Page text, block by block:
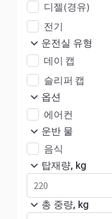
디젤(경유)
전기
운전실 유형
데이 캡
슬리퍼 캡
옵션
에어컨
운반 물
음식
탑재량, kg
총 중량, kg